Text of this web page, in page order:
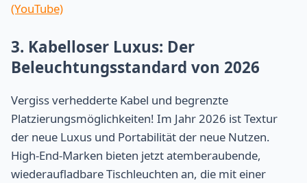
(YouTube)
3. Kabelloser Luxus: Der
Beleuchtungsstandard von 2026
Vergiss verhedderte Kabel und begrenzte
Platzierungsmöglichkeiten! Im Jahr 2026 ist Textur
der neue Luxus und Portabilität der neue Nutzen.
High-End-Marken bieten jetzt atemberaubende,
wiederaufladbare Tischleuchten an, die mit einer